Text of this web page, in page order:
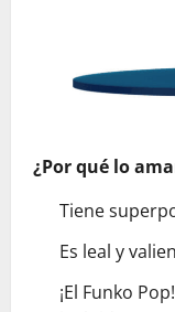
¿Por qué lo
Tiene
Es leal y
¡El Funko